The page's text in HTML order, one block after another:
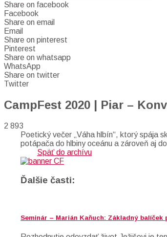
Share on facebook
Facebook
Share on email
Email
Share on pinterest
Pinterest
Share on whatsapp
WhatsApp
Share on twitter
Twitter
CampFest 2020 | Piar –
2 893
Poetický večer „Váha hlbín“, ktorý spája
potápača do hlbiny oceánu a zároveň aj
Späť do archívu
Ďalšie časti:
Seminár – Marián Kaňuch: Základný balíček